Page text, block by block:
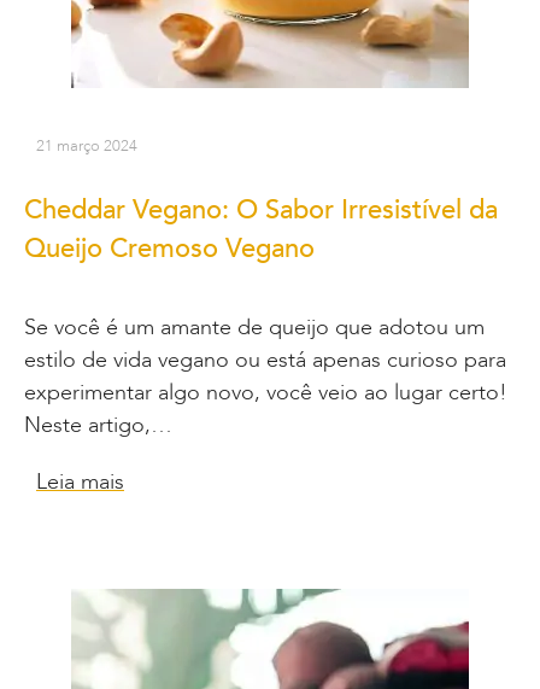
21 março 2024
Cheddar Vegano: O Sabor Irresistível da
Queijo Cremoso Vegano
Se você é um amante de queijo que adotou um
estilo de vida vegano ou está apenas curioso para
experimentar algo novo, você veio ao lugar certo!
Neste artigo,…
Leia mais